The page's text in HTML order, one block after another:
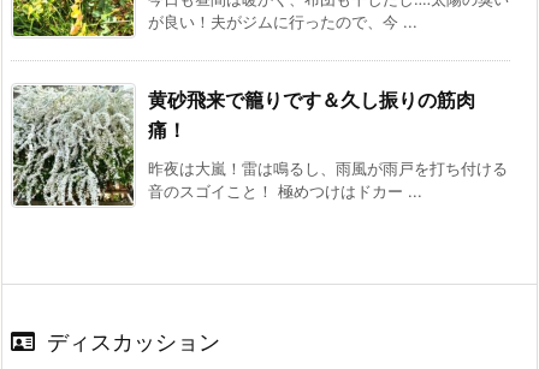
が良い！夫がジムに行ったので、今 ...
黄砂飛来で籠りです＆久し振りの筋肉
痛！
昨夜は大嵐！雷は鳴るし、雨風が雨戸を打ち付ける
音のスゴイこと！ 極めつけはドカー ...
ディスカッション